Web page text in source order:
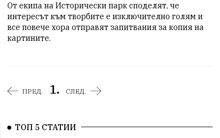
От екипа на Исторически парк споделят, че
интересът към творбите е изключително голям и
все повече хора отправят запитвания за копия на
картините.
ПРЕД. 1. СЛЕД.
ТОП 5 СТАТИИ